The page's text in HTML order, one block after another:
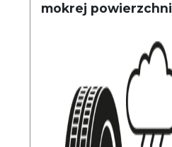
mokrej powierzchni